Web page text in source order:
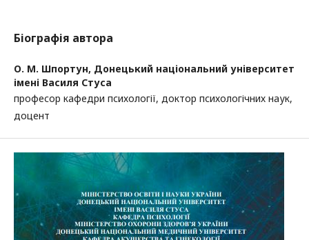
Біографія автора
О. М. Шпортун, Донецький національний університет
імені Василя Стуса
професор кафедри психології, доктор психологічних наук,
доцент